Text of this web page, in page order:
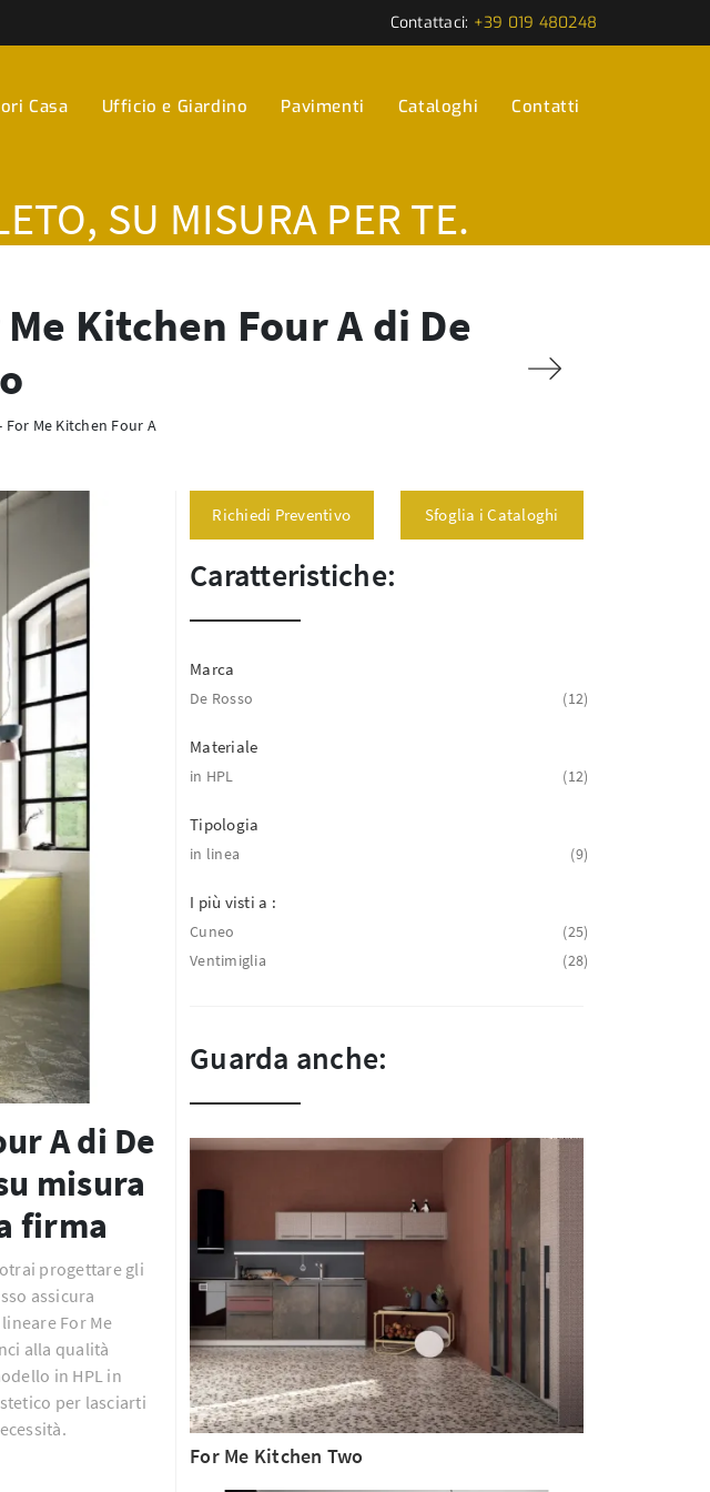
Contattaci: +39 019 480248
Casa Ufficio e Giardino Pavimenti Cataloghi Contatti
SU MISURA PER TE.
Kitchen Four A di De
For Me Kitchen Four A
A di De
misura
firma
progettare gli
assicura
For Me
alla qualità
in HPL in
per lasciarti
Richiedi Preventivo Sfoglia i Cataloghi
Caratteristiche:
Marca
De Rosso 12
Materiale
in HPL 12
Tipologia
in linea 9
I più visti a :
Cuneo
25
Ventimiglia
28
Guarda anche:
For Me Kitchen Two